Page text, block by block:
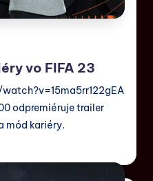
vo FIFA 23
odpremiéruje trailer
mód kariéry.